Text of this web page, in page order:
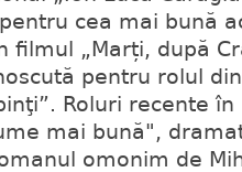
cea mai bună
filmul „Marți, după
pentru rolul
Roluri recente
mai bună",
omonim de